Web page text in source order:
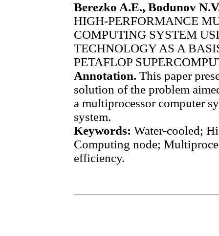
Berezko A.E., Bodunov
HIGH-PERFORMANCE
COMPUTING SYSTEM
TECHNOLOGY AS A
PETAFLOP
Annotation. This paper
solution of the problem
a multiprocessor computer
system.
Keywords: Water-cooled;
Computing node;
efficiency.